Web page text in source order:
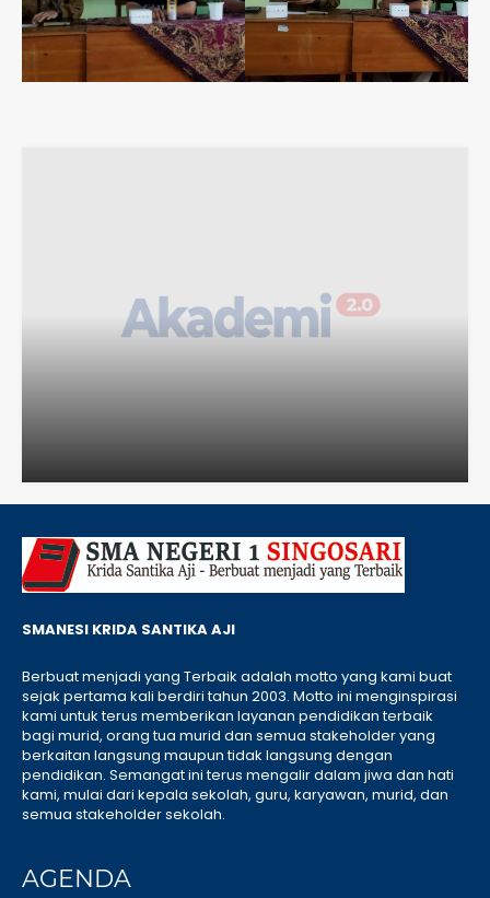
SMANESI KRIDA SANTIKA AJI
Berbuat menjadi yang Terbaik adalah motto yang kami buat
sejak pertama kali berdiri tahun 2003. Motto ini menginspirasi
kami untuk terus memberikan layanan pendidikan terbaik
bagi murid, orang tua murid dan semua stakeholder yang
berkaitan langsung maupun tidak langsung dengan
pendidikan. Semangat ini terus mengalir dalam jiwa dan hati
kami, mulai dari kepala sekolah, guru, karyawan, murid, dan
semua stakeholder sekolah.
AGENDA